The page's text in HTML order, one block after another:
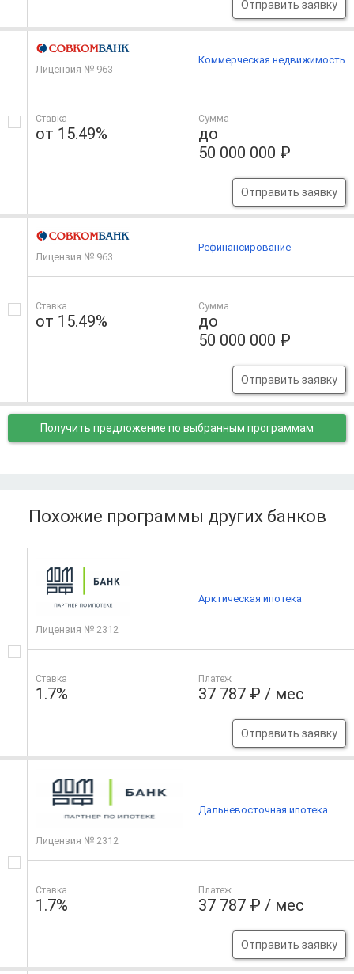
Отправить заявку
Лицензия № 963
Ставка
от 15.49%
Сумма
до
50 000 000 ₽
Отправить заявку
Коммерческая недвижимость
Лицензия № 963
Ставка
от 15.49%
Сумма
до
50 000 000 ₽
Отправить заявку
Рефинансирование
Получить предложение по выбранным программам
Похожие программы других банков
Лицензия № 2312
Ставка
1.7%
Платеж
37 787 ₽ / мес
Отправить заявку
Арктическая ипотека
Лицензия № 2312
Ставка
1.7%
Платеж
37 787 ₽ / мес
Отправить заявку
Дальневосточная ипотека